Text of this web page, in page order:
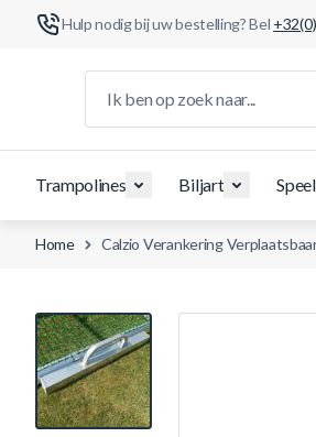
Hulp nodig bij uw bestelling? Bel
Trampolines Biljart
Home Calzio Verankering
View larger image